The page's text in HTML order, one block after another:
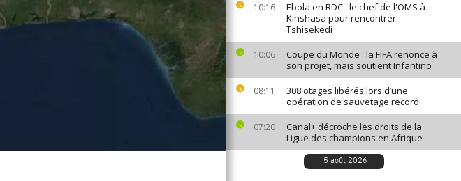
10:16
Ebola en RDC : le chef de l'OMS à
Kinshasa pour rencontrer
Tshisekedi
10:06
Coupe du Monde : la FIFA renonce à
son projet, mais soutient Infantino
08:11
308 otages libérés lors d’une
opération de sauvetage record
07:20
Canal+ décroche les droits de la
Ligue des champions en Afrique
5 août 2026